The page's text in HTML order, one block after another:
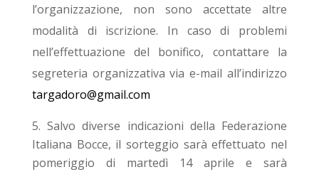
l’organizzazione, non sono accettate altre
modalità di iscrizione. In caso di problemi
nell’effettuazione del bonifico, contattare la
segreteria organizzativa via e-mail all’indirizzo
targadoro@gmail.com
Salvo diverse indicazioni della Federazione
Italiana Bocce, il sorteggio sarà effettuato nel
pomeriggio di martedì 14 aprile e sarà